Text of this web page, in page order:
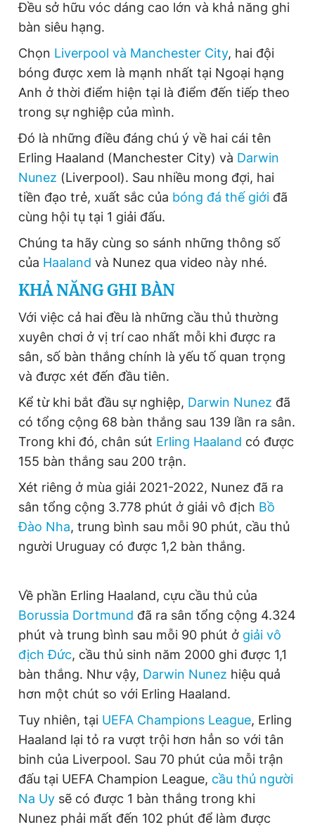
Theo dõi báo trên
Hotline
0906 645 777
Liên hệ quảng cáo
0908 780 404
Đặt báo Quảng cáo RSS
Tổng biên tập: Nguyễn Ngọc Toàn
Phó tổng biên tập thường trực: Hải Thành
Phó tổng biên tập: Lâm Hiếu Dũng
Phó tổng biên tập: Trần Việt Hưng
Tổng thư ký tòa soạn: Đức Trung
Giấy phép xuất bản số 110/GP - BTTTT cấp ngày 24.3.2020
© 2003-2026 Bản quyền thuộc về Báo Thanh Niên. Cấm sao
chép dưới mọi hình thức nếu không có sự chấp thuận bằng văn
bản. Phát triển bởi ePi Technologies, JSC.
Đều sở hữu vóc dáng cao lớn và khả năng ghi
bàn siêu hạng.
Chọn Liverpool và Manchester City, hai đội
bóng được xem là mạnh nhất tại Ngoại hạng
Anh ở thời điểm hiện tại là điểm đến tiếp theo
trong sự nghiệp của mình.
Đó là những điều đáng chú ý về hai cái tên
Erling Haaland (Manchester City) và Darwin
Nunez (Liverpool). Sau nhiều mong đợi, hai
tiền đạo trẻ, xuất sắc của bóng đá thế giới đã
cùng hội tụ tại 1 giải đấu.
Chúng ta hãy cùng so sánh những thông số
của Haaland và Nunez qua video này nhé.
KHẢ NĂNG GHI BÀN
Với việc cả hai đều là những cầu thủ thường
xuyên chơi ở vị trí cao nhất mỗi khi được ra
sân, số bàn thắng chính là yếu tố quan trọng
và được xét đến đầu tiên.
Kể từ khi bắt đầu sự nghiệp, Darwin Nunez đã
có tổng cộng 68 bàn thắng sau 139 lần ra sân.
Trong khi đó, chân sút Erling Haaland có được
155 bàn thắng sau 200 trận.
Xét riêng ở mùa giải 2021-2022, Nunez đã ra
sân tổng cộng 3.778 phút ở giải vô địch Bồ
Đào Nha, trung bình sau mỗi 90 phút, cầu thủ
người Uruguay có được 1,2 bàn thắng.
Về phần Erling Haaland, cựu cầu thủ của
Borussia Dortmund đã ra sân tổng cộng 4.324
phút và trung bình sau mỗi 90 phút ở giải vô
địch Đức, cầu thủ sinh năm 2000 ghi được 1,1
bàn thắng. Như vậy, Darwin Nunez hiệu quả
hơn một chút so với Erling Haaland.
Tuy nhiên, tại UEFA Champions League, Erling
Haaland lại tỏ ra vượt trội hơn hẳn so với tân
binh của Liverpool. Sau 70 phút của mỗi trận
đấu tại UEFA Champion League, cầu thủ người
Na Uy sẽ có được 1 bàn thắng trong khi
Nunez phải mất đến 102 phút để làm được